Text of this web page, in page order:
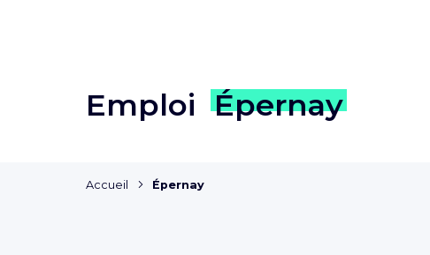
Emploi Épernay
Accueil Épernay